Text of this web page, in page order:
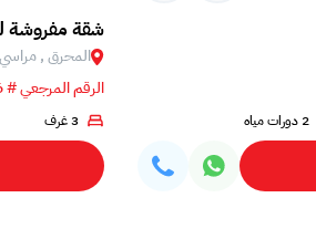
2 دورات مياه
شقة مفروشة
المحرق , مراسي
الرقم المرجعي # 686
3 غرف